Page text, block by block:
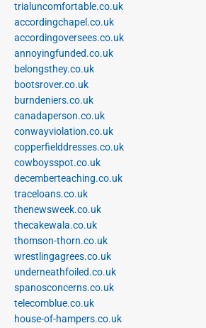
trialuncomfortable.co.uk
accordingchapel.co.uk
accordingoversees.co.uk
annoyingfunded.co.uk
belongsthey.co.uk
bootsrover.co.uk
burndeniers.co.uk
canadaperson.co.uk
conwayviolation.co.uk
copperfielddresses.co.uk
cowboysspot.co.uk
decemberteaching.co.uk
traceloans.co.uk
thenewsweek.co.uk
thecakewala.co.uk
thomson-thorn.co.uk
wrestlingagrees.co.uk
underneathfoiled.co.uk
spanosconcerns.co.uk
telecomblue.co.uk
house-of-hampers.co.uk